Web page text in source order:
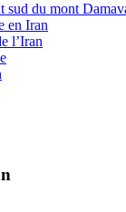
sud du mont
en Iran
l’Iran